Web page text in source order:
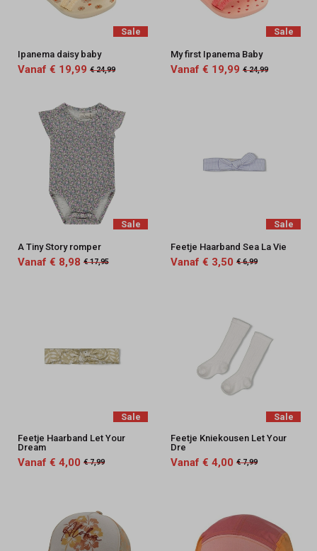
Sale
Ipanema daisy baby
Vanaf € 19,99 € 24,99
Sale
My first Ipanema Baby
Vanaf € 19,99 € 24,99
Sale
A Tiny Story romper
Vanaf € 8,98 € 17,95
Sale
Feetje Haarband Sea La Vie
Vanaf € 3,50 € 6,99
Sale
Feetje Haarband Let Your
Dream
Vanaf € 4,00 € 7,99
Sale
Feetje Kniekousen Let Your
Dre
Vanaf € 4,00 € 7,99